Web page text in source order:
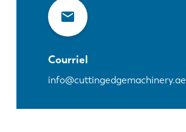
Courriel
info@cuttingedgemachinery.ae